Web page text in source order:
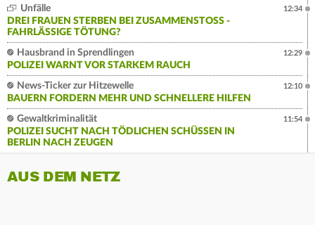
Unfälle
DREI FRAUEN STERBEN BEI ZUSAMMENSTOSS - F
AHRLÄSSIGE TÖTUNG?
12:34
Hausbrand in Sprendlingen
POLIZEI WARNT VOR STARKEM RAUCH
12:29
News-Ticker zur Hitzewelle
BAUERN FORDERN MEHR UND SCHNELLERE HILFEN
12:10
Gewaltkriminalität
POLIZEI SUCHT NACH TÖDLICHEN SCHÜSSEN IN
BERLIN NACH ZEUGEN
11:54
AUS DEM NETZ